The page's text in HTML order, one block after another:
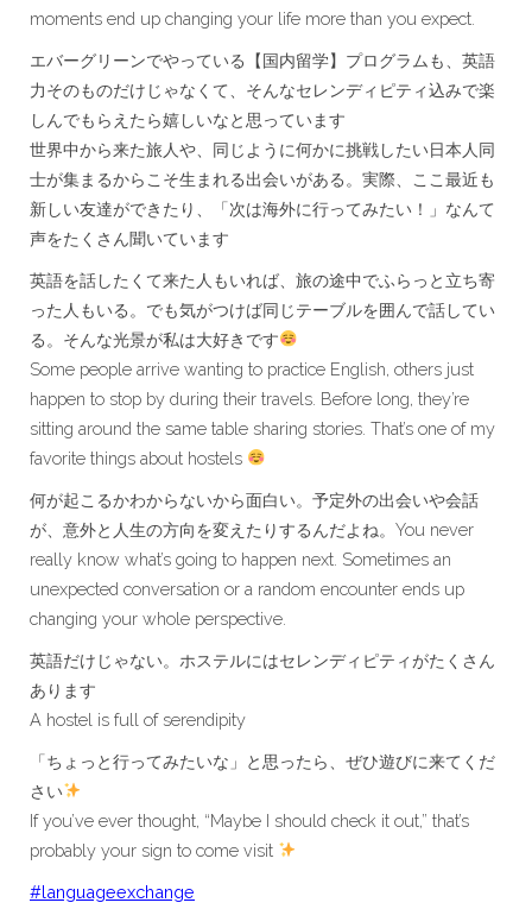
moments end up changing your life more than you expect.
エバーグリーンでやっている【国内留学】プログラムも、英語
力そのものだけじゃなくて、そんなセレンディピティ込みで楽
しんでもらえたら嬉しいなと思っています
世界中から来た旅人や、同じように何かに挑戦したい日本人同
士が集まるからこそ生まれる出会いがある。実際、ここ最近も
新しい友達ができたり、「次は海外に行ってみたい！」なんて
声をたくさん聞いています
英語を話したくて来た人もいれば、旅の途中でふらっと立ち寄
った人もいる。でも気がつけば同じテーブルを囲んで話してい
る。そんな光景が私は大好きです
Some people arrive wanting to practice English, others just
happen to stop by during their travels. Before long, they’re
sitting around the same table sharing stories. That’s one of my
favorite things about hostels
何が起こるかわからないから面白い。予定外の出会いや会話
が、意外と人生の方向を変えたりするんだよね。You never
really know what’s going to happen next. Sometimes an
unexpected conversation or a random encounter ends up
changing your whole perspective.
英語だけじゃない。ホステルにはセレンディピティがたくさん
あります
A hostel is full of serendipity
「ちょっと行ってみたいな」と思ったら、ぜひ遊びに来てくだ
さい
If you’ve ever thought, “Maybe I should check it out,” that’s
probably your sign to come visit
#languageexchange